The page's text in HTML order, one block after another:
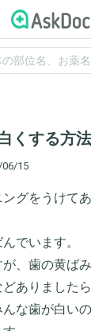
くする方
06/15
グをうけて
でいます。
、歯の黄ば
ありました
な歯が白い